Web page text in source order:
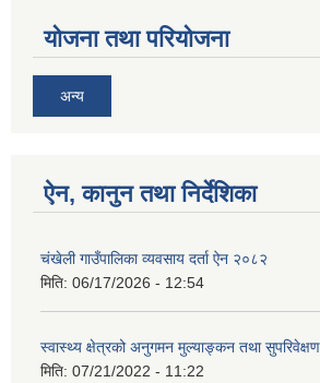
योजना तथा परियोजना
अन्य
ऐन, कानुन तथा निर्देशिका
चंखेली गाउँपालिका व्यवसाय दर्ता ऐन २०८२
मिति: 06/17/2026 - 12:54
स्वास्थ्य क्षेत्रको अनुगमन मुल्याङ्कन तथा
मिति: 07/21/2022 - 11:22